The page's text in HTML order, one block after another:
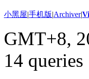
小黑屋|手机版|Archiver|
GMT+8,
14 queries